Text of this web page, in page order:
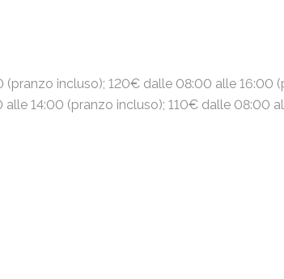
incluso); 120€ dalle 08:00 alle 16:00
14:00 (pranzo incluso); 110€ dalle 08:00